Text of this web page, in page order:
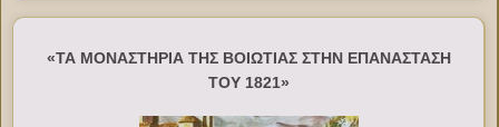
«ΤΑ ΜΟΝΑΣΤΗΡΙΑ ΤΗΣ ΒΟΙΩΤΙΑΣ ΣΤΗΝ ΕΠΑΝΑΣΤΑΣΗ
ΤΟΥ 1821»